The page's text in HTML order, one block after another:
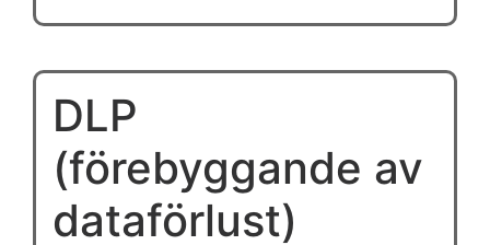
DLP
(förebyggande av
dataförlust)